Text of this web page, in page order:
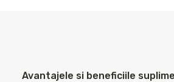
Avantajele si beneficiile